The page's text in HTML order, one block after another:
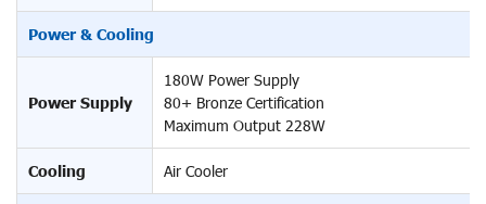
Power & Cooling
Power Supply
180W Power Supply
80+ Bronze Certification
Maximum Output 228W
Cooling Air Cooler